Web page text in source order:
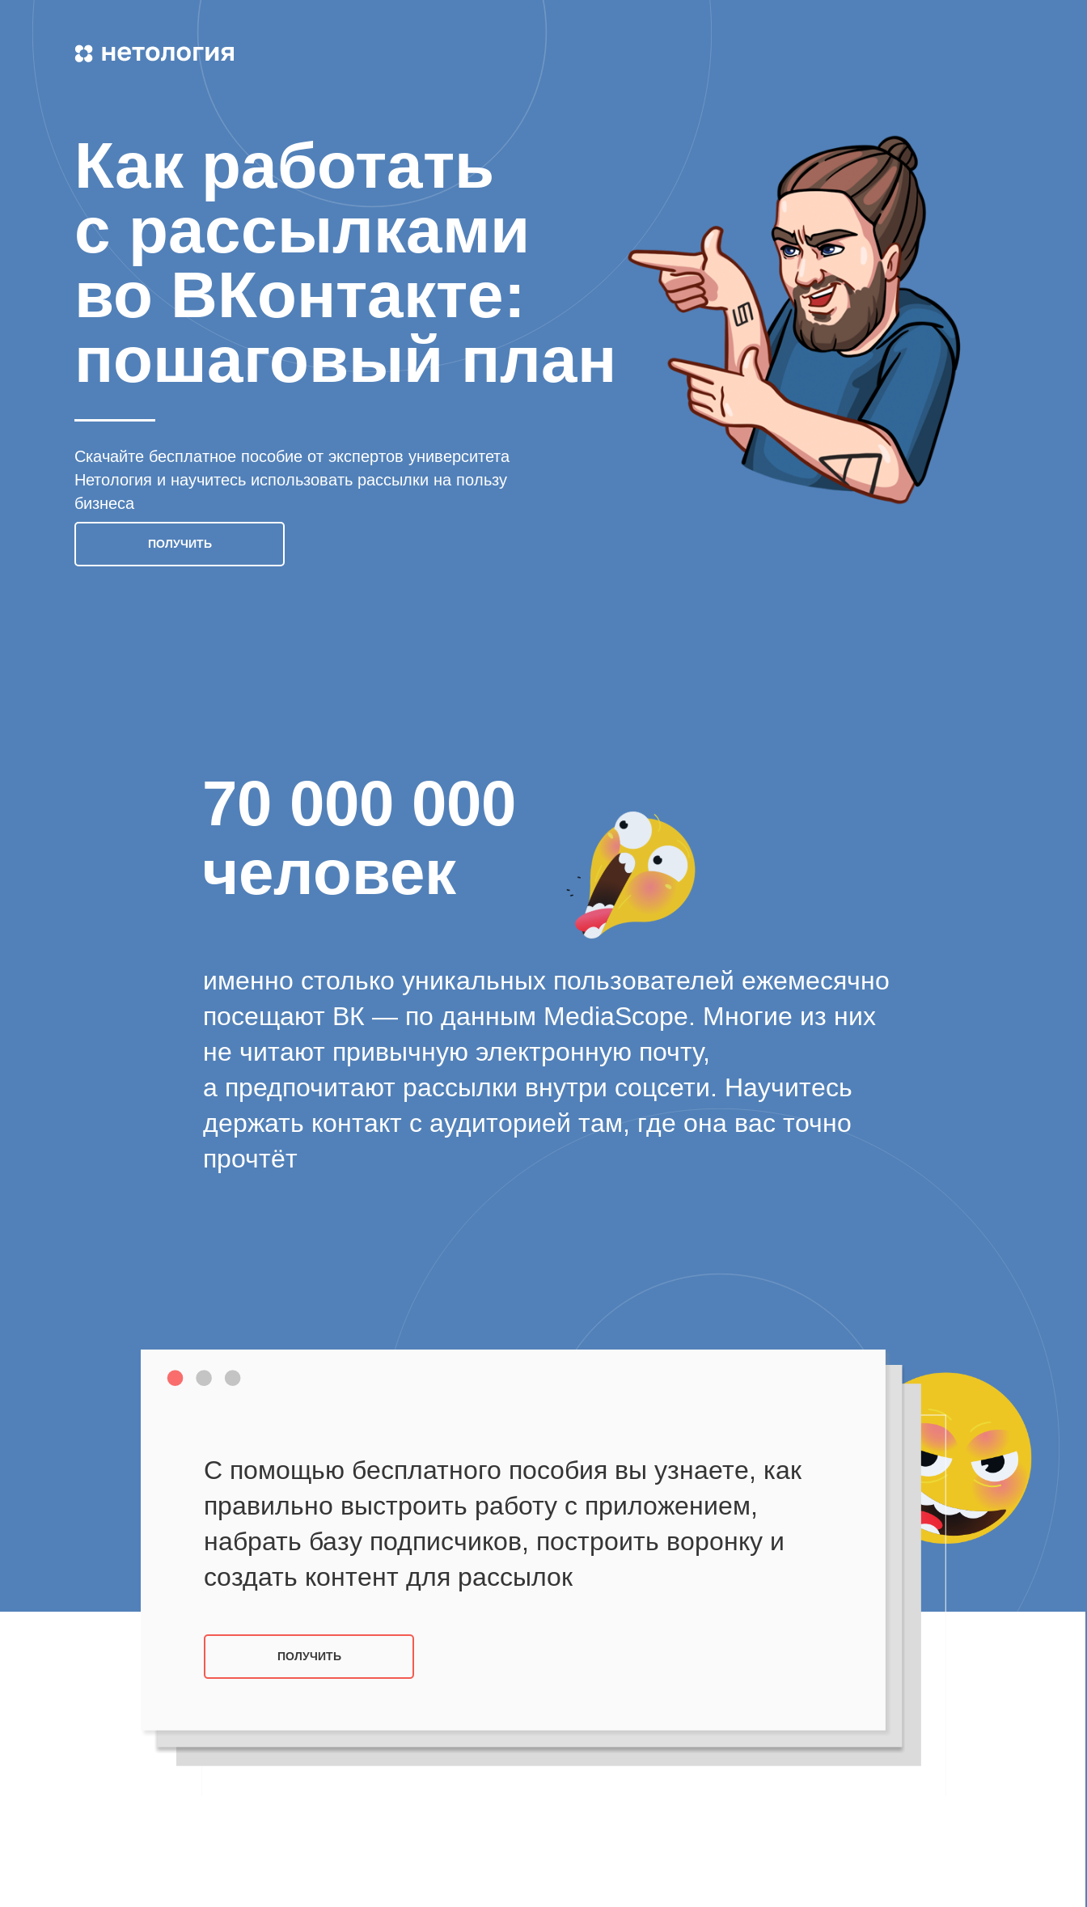
именно столько уникальных пользователей ежемесячно
посещают ВК — по данным MediaScope. Многие из них
не читают привычную электронную почту,
а предпочитают рассылки внутри соцсети. Научитесь
держать контакт с аудиторией там, где она вас точно
прочтёт
ПОЛУЧИТЬ
70 000 000
человек
С помощью бесплатного пособия вы узнаете, как
правильно выстроить работу с приложением,
набрать базу подписчиков, построить воронку и
создать контент для рассылок
ПОЛУЧИТЬ
Скачайте бесплатное пособие от экспертов университета
Нетология и научитесь использовать рассылки на пользу
бизнеса
Как работать
с рассылками
во ВКонтакте:
пошаговый план